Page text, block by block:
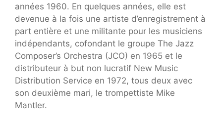
années 1960. En quelques années, elle est
devenue à la fois une artiste d’enregistrement à
part entière et une militante pour les musiciens
indépendants, cofondant le groupe The Jazz
Composer’s Orchestra (JCO) en 1965 et le
distributeur à but non lucratif New Music
Distribution Service en 1972, tous deux avec
son deuxième mari, le trompettiste Mike
Mantler.